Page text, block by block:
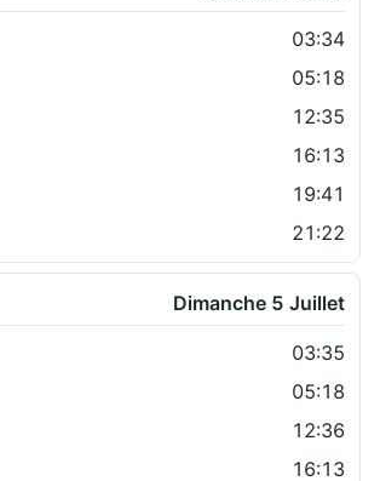
03:34
05:18
12:35
16:13
19:41
21:22
Dimanche 5 Juillet
03:35
05:18
12:36
16:13